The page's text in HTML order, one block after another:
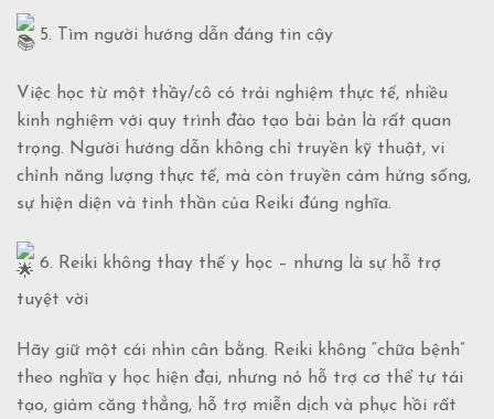
5. Tìm người hướng dẫn đáng tin cậy
Việc học từ một thầy/cô có trải nghiệm thực tế, nhiều
kinh nghiệm với quy trình đào tạo bài bản là rất quan
trọng. Người hướng dẫn không chỉ truyền kỹ thuật, vi
chỉnh năng lượng thực tế, mà còn truyền cảm hứng sống,
sự hiện diện và tinh thần của Reiki đúng nghĩa.
6. Reiki không thay thế y học – nhưng là sự hỗ trợ
tuyệt vời
Hãy giữ một cái nhìn cân bằng. Reiki không “chữa bệnh”
theo nghĩa y học hiện đại, nhưng nó hỗ trợ cơ thể tự tái
tạo, giảm căng thẳng, hỗ trợ miễn dịch và phục hồi rất